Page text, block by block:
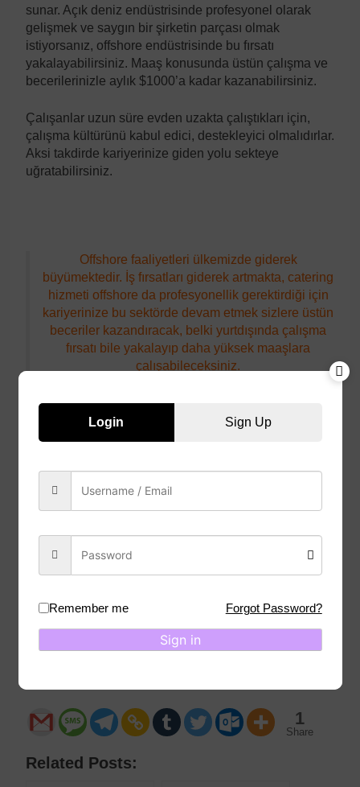
sunar. Açık deniz endüstrisinde profesyonel olarak
gelişmek ve saygın bir şirketin parçası olmak
istiyorsanız, offshore endüstrisinde bu fırsatı
yakalayabilirsiniz. Maaş konusunda üstün çalışma ve
becerilerinizle aylık $1000’a kadar kazanabilirsiniz.
Çalışanlar uzun süre evden uzakta çalıştıkları için,
çalışma kültürünü kabul edici, destekleyici olmalıdırlar.
Aksi takdirde kariyerinize giden yolu sekteye
uğratabilirsiniz.
Offshore faaliyetleri ülkemizde giderek
büyümektedir. İş fırsatları giderek artmakta, catering
hizmeti offshore da profesyonellik gerektirdiği için
kariyerinize bu sektörde devam etmek sizlere üstün
beceriler kazandıracak, belki yurtdışında çalışma
fırsatı bile yakalayıp daha yüksek maaşlara
çalışabileceksiniz.
Çağlar ASLAN
Uz. Y. 2. Kaptan
(90)
0 0
Spread the love
1
1
Share
Related Posts:
Login Sign Up
Remember me Forgot Password?
Sign in